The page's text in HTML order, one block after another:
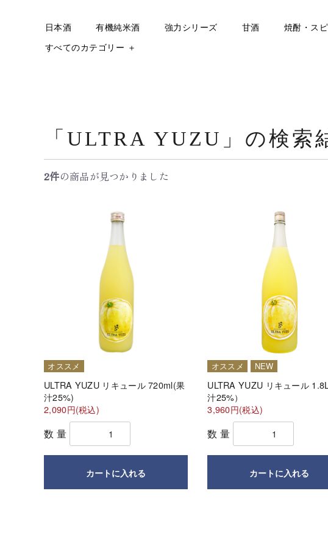
日本酒 有機純米酒 強力シリーズ 甘酒 焼酎・ス
すべてのカテゴリー ＋
「ULTRA YUZU」の検索
2件の商品が見つかりました
オススメ
ULTRA YUZU リキュール 720ml(果
汁25%)
2,090円(税込)
数量
カートに入れる
オススメ NEW
ULTRA YUZU リキュール
汁25%）
3,960円(税込)
数量
カートに入れる